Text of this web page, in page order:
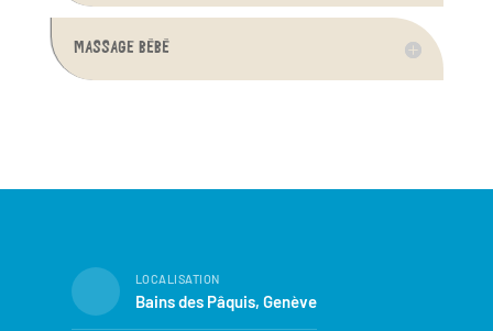
MASSAGE BÉBÉ
LOCALISATION
Bains des Pâquis, Genève